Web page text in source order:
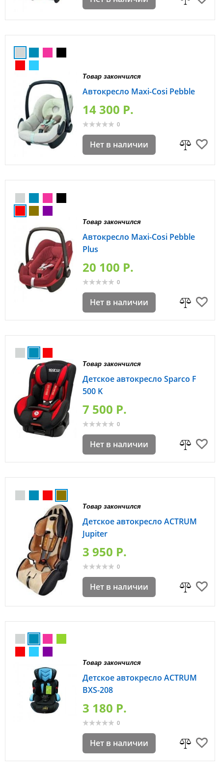
Товар закончился
Автокресло Maxi-Cosi Pebble
14 300 P.
0
Нет в наличии
Товар закончился
Автокресло Maxi-Cosi Pebble
Plus
20 100 P.
0
Нет в наличии
Товар закончился
Детское автокресло Sparco F
500 K
7 500 P.
0
Нет в наличии
Товар закончился
Детское автокресло ACTRUM
Jupiter
3 950 P.
0
Нет в наличии
Товар закончился
Детское автокресло ACTRUM
BXS-208
3 180 P.
0
Нет в наличии